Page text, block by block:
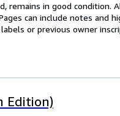
remains in good condition.
can include notes and
or previous owner
Edition)